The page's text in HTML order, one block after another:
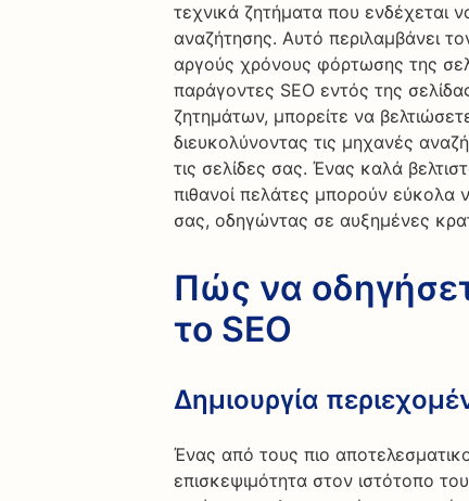
τεχνικά ζητήματα που ενδέχεται
αναζήτησης. Αυτό περιλαμβάνει
αργούς χρόνους φόρτωσης της
παράγοντες SEO εντός της
ζητημάτων, μπορείτε να
διευκολύνοντας τις μηχανές
τις σελίδες σας. Ένας καλά
πιθανοί πελάτες μπορούν εύκολα
σας, οδηγώντας σε αυξημένες
Πώς να
το SEO
Δημιουργία
Ένας από τους πιο
επισκεψιμότητα στον ιστότοπο